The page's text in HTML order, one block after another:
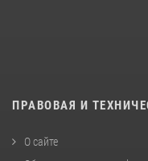
ПРАВОВАЯ И
О сайте